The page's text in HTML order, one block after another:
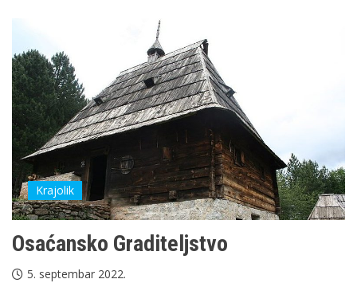
Krajolik
Osaćansko Graditeljstvo
5. septembar 2022.